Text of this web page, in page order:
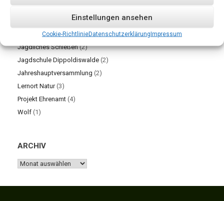
Einstellungen ansehen
Cookie-RichtlinieDatenschutzerklärungImpressum
Jagdhornbläsergruppen(7)
Jagdliches Brauchtum(19)
Jagdliches Schießen(2)
Jagdschule Dippoldiswalde (2)
Jahreshauptversammlung (2)
Lernort Natur(3)
Projekt Ehrenamt (4)
Wolf (1)
ARCHIV
ARCHIV